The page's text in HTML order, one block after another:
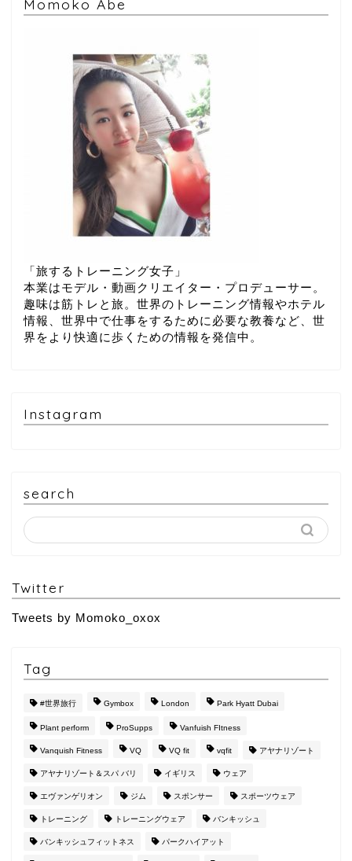
Momoko Abe
「旅するトレーニング女子」
本業はモデル・動画クリエイター・プロデューサー。
趣味は筋トレと旅。世界のトレーニング情報やホテル
情報、世界中で仕事をするために必要な教養など、世
界をより快適に歩くための情報を発信中。
Instagram
search
Twitter
Tweets by Momoko_oxox
Tag
#世界旅行 Gymbox London Park Hyatt Dubai
Plant perform ProSupps Vanfuish FItness
Vanquish Fitness VQ VQ fit vqfit アヤナリゾート
アヤナリゾート＆スパ バリ イギリス ウェア
エヴァンゲリオン ジム スポンサー スポーツウェア
トレーニング トレーニングウェア バンキッシュ
バンキッシュフィットネス パークハイアット